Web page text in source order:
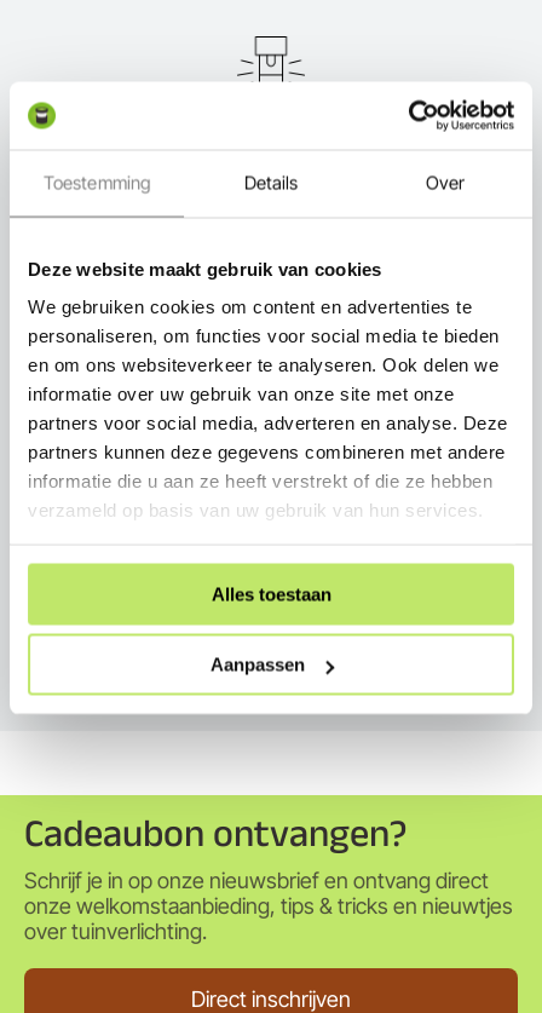
Toestemming Details Over
Deze website maakt gebruik van cookies
We gebruiken cookies om content en advertenties te
personaliseren, om functies voor social media te bieden
en om ons websiteverkeer te analyseren. Ook delen we
informatie over uw gebruik van onze site met onze
partners voor social media, adverteren en analyse. Deze
partners kunnen deze gegevens combineren met andere
informatie die u aan ze heeft verstrekt of die ze hebben
verzameld op basis van uw gebruik van hun services.
Alles toestaan
Aanpassen
Snel thuisbezorgd
Persoonlijk advies
Service
Cadeaubon ontvangen?
Schrijf je in op onze nieuwsbrief en ontvang direct
onze welkomstaanbieding, tips & tricks en nieuwtjes
over tuinverlichting.
Direct inschrijven